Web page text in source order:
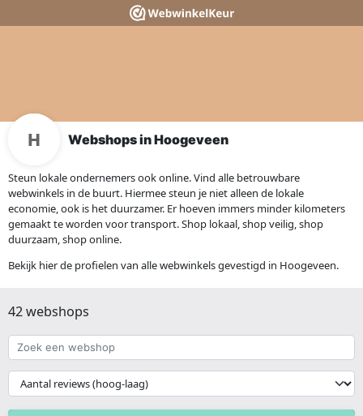
Webshops in Hoogeveen
Steun lokale ondernemers ook online. Vind alle betrouwbare
webwinkels in de buurt. Hiermee steun je niet alleen de lokale
economie, ook is het duurzamer. Er hoeven immers minder kilometers
gemaakt te worden voor transport. Shop lokaal, shop veilig, shop
duurzaam, shop online.
Bekijk hier de profielen van alle webwinkels gevestigd in Hoogeveen.
42 webshops
Zoek
een
webshop
{{
__('Sort')
}}